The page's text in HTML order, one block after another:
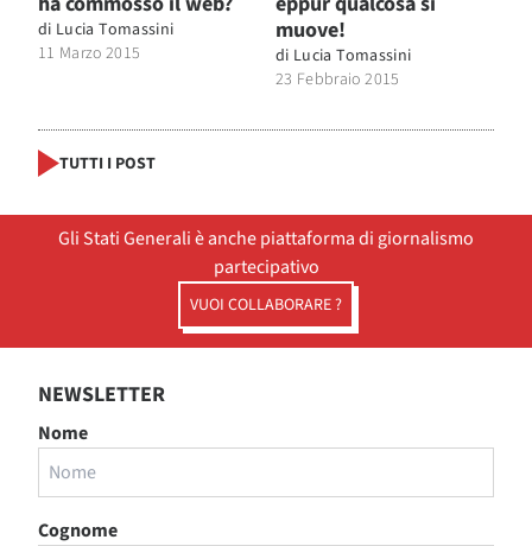
di Lucia Tomassini
11 Marzo 2015
muove!
di Lucia Tomassini
23 Febbraio 2015
TUTTI I POST
Gli Stati Generali è anche piattaforma di giornalismo
partecipativo
VUOI COLLABORARE ?
NEWSLETTER
Nome
Cognome